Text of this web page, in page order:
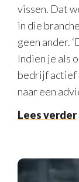
vissen. Dat
in die
geen ander.
Indien je als
bedrijf actief
naar een
Lees verder